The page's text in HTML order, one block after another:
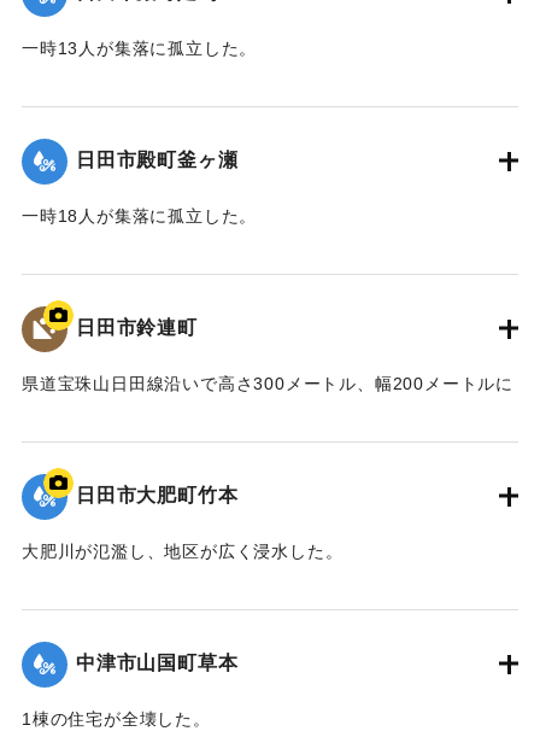
一時13人が集落に孤立した。
｜固有コード:01203010
日田市殿町釜ヶ瀬
一時18人が集落に孤立した。
｜固有コード:01203011
日田市鈴連町
県道宝珠山日田線沿いで高さ300メートル、幅200メートルに
の消防団員の男性と60代、70代の女性2人が巻き込まれた。
男性は心肺停止の状態で病院に運ばれたが死亡が確認され
た。女性2人は全身や頭にけがをした。現場は崩れた土砂が地
日田市大肥町竹本
大肥川が氾濫し、地区が広く浸水した。
｜固有コード:01203005
中津市山国町草本
1棟の住宅が全壊した。